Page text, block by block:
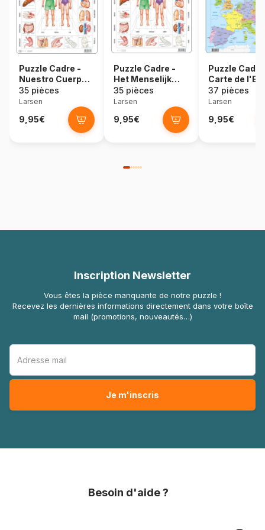
Puzzle Cadre -
Nuestro Cuerpo
(en Espagnol)
35 pièces
Larsen
9,95€
Puzzle Cadre -
Het Menselijk
Lichaam (en
Hollandais)
35 pièces
Larsen
9,95€
Puzzle
Carte de
en Espagnol
37 pièces
Larsen
9,95€
Inscription Newsletter
Vous êtes la pièce manquante de notre puzzle !
Recevez les dernières informations directement dans votre boîte
mail (promotions, nouveautés…)
Besoin d'aide ?